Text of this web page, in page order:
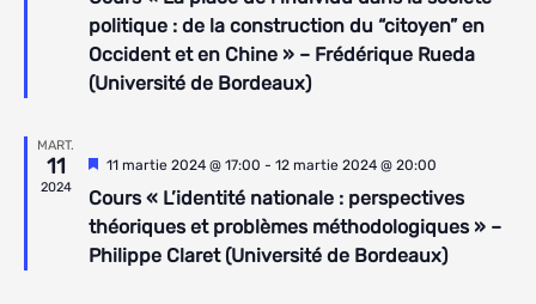
politique : de la construction du “citoyen” en
Occident et en Chine » – Frédérique Rueda
(Université de Bordeaux)
MART.
11
2024
Reprezentativ
11 martie 2024 @ 17:00 - 12 martie 2024 @ 20:00
Cours « L’identité nationale : perspectives
théoriques et problèmes méthodologiques » –
Philippe Claret (Université de Bordeaux)